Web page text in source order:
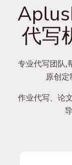
代写
专业代写团队,
原创定
作业代写、论